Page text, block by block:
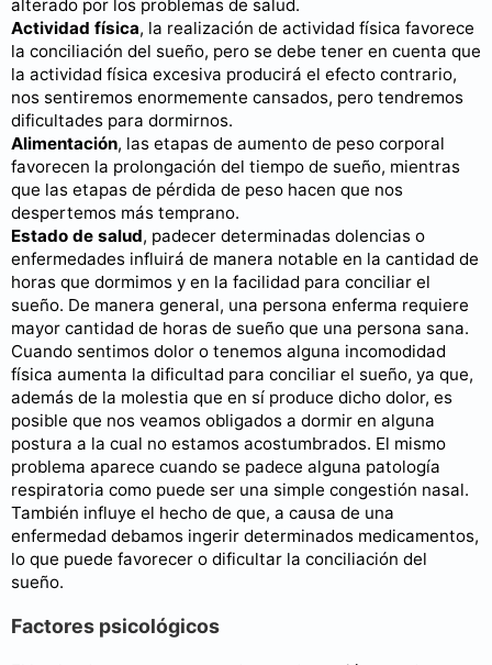
alterado por los problemas de salud.
Actividad física, la realización de actividad física favorece
la conciliación del sueño, pero se debe tener en cuenta que
la actividad física excesiva producirá el efecto contrario,
nos sentiremos enormemente cansados, pero tendremos
dificultades para dormirnos.
Alimentación, las etapas de aumento de peso corporal
favorecen la prolongación del tiempo de sueño, mientras
que las etapas de pérdida de peso hacen que nos
despertemos más temprano.
Estado de salud, padecer determinadas dolencias o
enfermedades influirá de manera notable en la cantidad de
horas que dormimos y en la facilidad para conciliar el
sueño. De manera general, una persona enferma requiere
mayor cantidad de horas de sueño que una persona sana.
Cuando sentimos dolor o tenemos alguna incomodidad
física aumenta la dificultad para conciliar el sueño, ya que,
además de la molestia que en sí produce dicho dolor, es
posible que nos veamos obligados a dormir en alguna
postura a la cual no estamos acostumbrados. El mismo
problema aparece cuando se padece alguna patología
respiratoria como puede ser una simple congestión nasal.
También influye el hecho de que, a causa de una
enfermedad debamos ingerir determinados medicamentos,
lo que puede favorecer o dificultar la conciliación del
sueño.
Factores psicológicos